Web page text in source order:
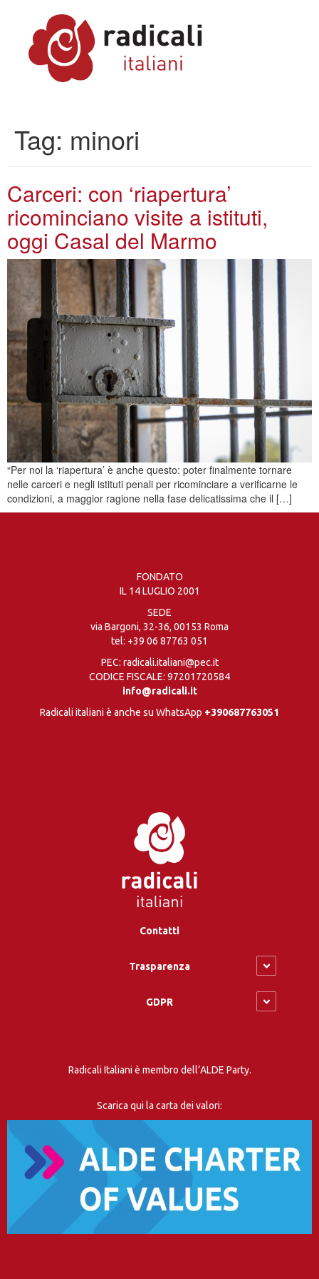
Tag: minori
Carceri: con ‘riapertura’
ricominciano visite a istituti,
oggi Casal del Marmo
“Per noi la ‘riapertura’ è anche questo: poter finalmente tornare
nelle carceri e negli istituti penali per ricominciare a verificarne le
condizioni, a maggior ragione nella fase delicatissima che il […]
FONDATO
IL 14 LUGLIO 2001
SEDE
via Bargoni, 32-36, 00153 Roma
tel: +39 06 87763 051
PEC: radicali.italiani@pec.it
CODICE FISCALE: 97201720584
info@radicali.it
Radicali italiani è anche su WhatsApp +390687763051
Contatti
Trasparenza
GDPR
Radicali Italiani è membro dell’ALDE Party.
Scarica qui la carta dei valori: